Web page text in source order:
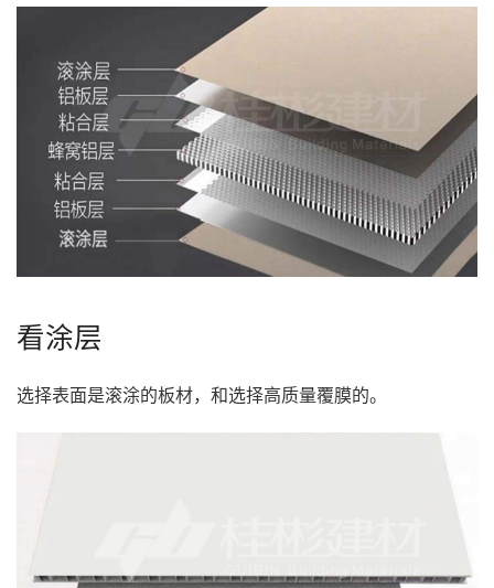
看涂层
选择表面是滚涂的板材，和选择高质量覆膜的。